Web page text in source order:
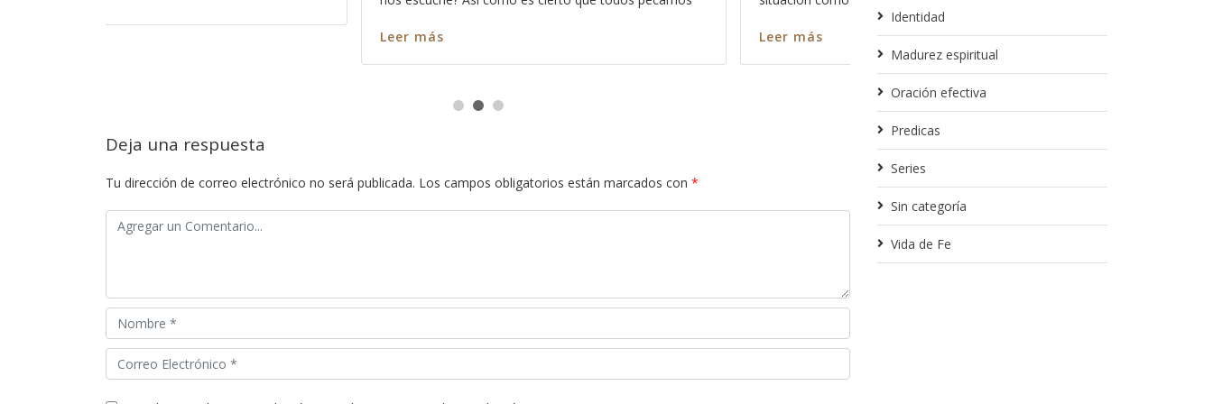
Leer más Leer más
Deja una respuesta
Tu dirección de correo electrónico no será publicada. Los campos obligatorios están marcados con *
Identidad
Madurez espiritual
Oración efectiva
Predicas
Series
Sin categoría
Vida de Fe